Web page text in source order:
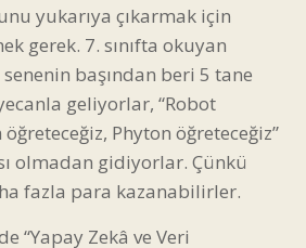
yukarıya çıkarmak için
gerek. 7. sınıfta okuyan
başından beri 5 tane
geliyorlar, “Robot
öğreteceğiz, Phyton öğreteceğiz”
olmadan gidiyorlar. Çünkü
fazla para kazanabilirler.
“Yapay Zekâ ve Veri